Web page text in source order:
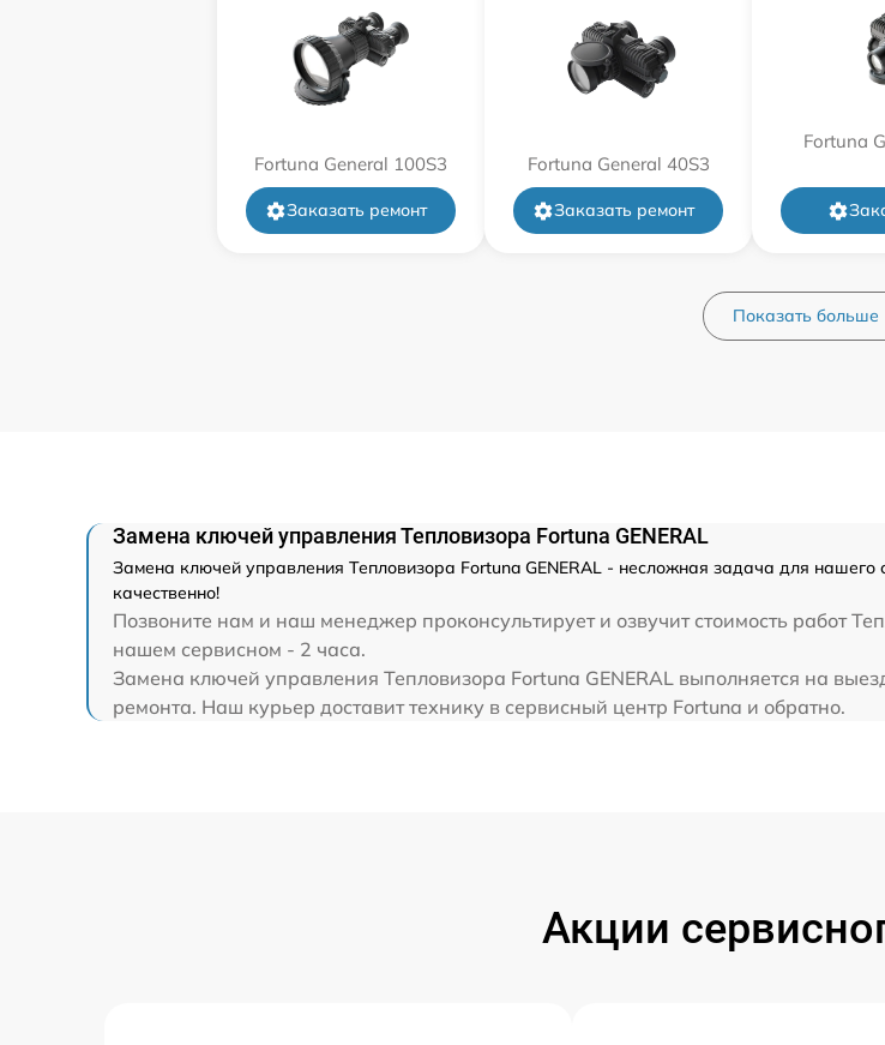
Замена дисплея (экрана)
Прошивка (Обновление ПО)
(восстановление)
от 60 мин
Восстановление после попадания влаги от 60 мин
от 60 мин
Fortuna General 100S3
Заказать ремонт
Fortuna General 40S3
Заказать ремонт
Fortuna
Показать больше
Замена ключей управления Тепловизора Fortuna GENERAL
Замена ключей управления Тепловизора Fortuna GENERAL - несложная задача для
качественно!
Позвоните нам и наш менеджер проконсультирует и озвучит стоимость работ
нашем сервисном - 2 часа.
Замена ключей управления Тепловизора Fortuna GENERAL выполняется на
ремонта. Наш курьер доставит технику в сервисный центр Fortuna и обратно.
Акции